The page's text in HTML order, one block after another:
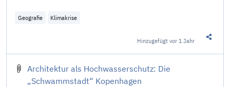
Geografie Klimakrise
Hinzugefügtvor 1 Jahr
Architektur als Hochwasserschutz: Die
„Schwammstadt“ Kopenhagen